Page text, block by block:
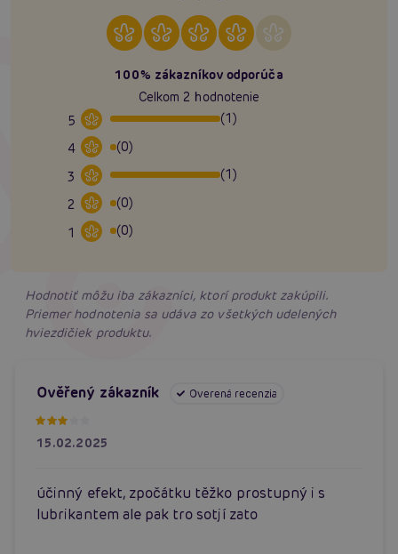
100% zákazníkov odporúča
Celkom 2 hodnotenie
5
(1)
4
(0)
3
(1)
2
(0)
1
(0)
Hodnotiť môžu iba zákazníci, ktorí produkt zakúpili.
Priemer hodnotenia sa udáva zo všetkých udelených
hviezdičiek produktu.
Ověřený zákazník Overená recenzia
15.02.2025
účinný efekt, zpočátku těžko prostupný i s
lubrikantem ale pak tro sotjí zato